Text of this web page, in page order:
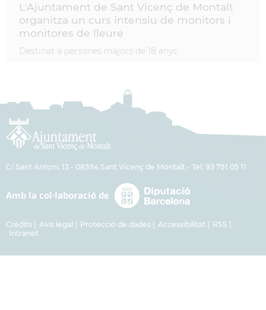
L'Ajuntament de Sant Vicenç de Montalt
organitza un curs intensiu de monitors i
monitores de lleure
Destinat a persones majors de 18 anys
C/ Sant Antoni, 13 - 08394 Sant Vicenç de Montalt - Tel. 93 791 05 11
Crèdits Avís legal Protecció de dades Accessibilitat
RSS
Intranet